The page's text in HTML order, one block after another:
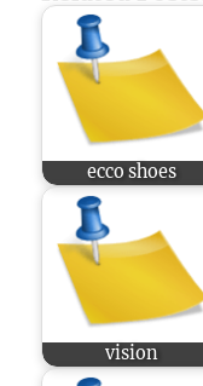
ecco shoes
vision